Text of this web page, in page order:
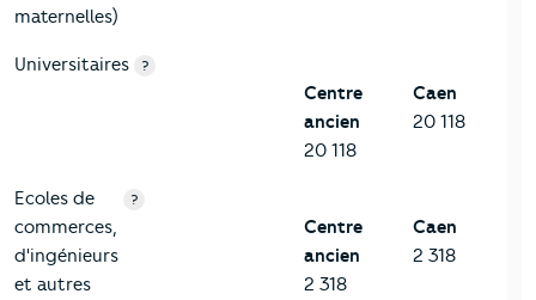
maternelles)
Universitaires ?
Centre
ancien
20 118
Caen
20 118
Ecoles de
commerces,
d'ingénieurs
et autres
?
Centre
ancien
2 318
Caen
2 318